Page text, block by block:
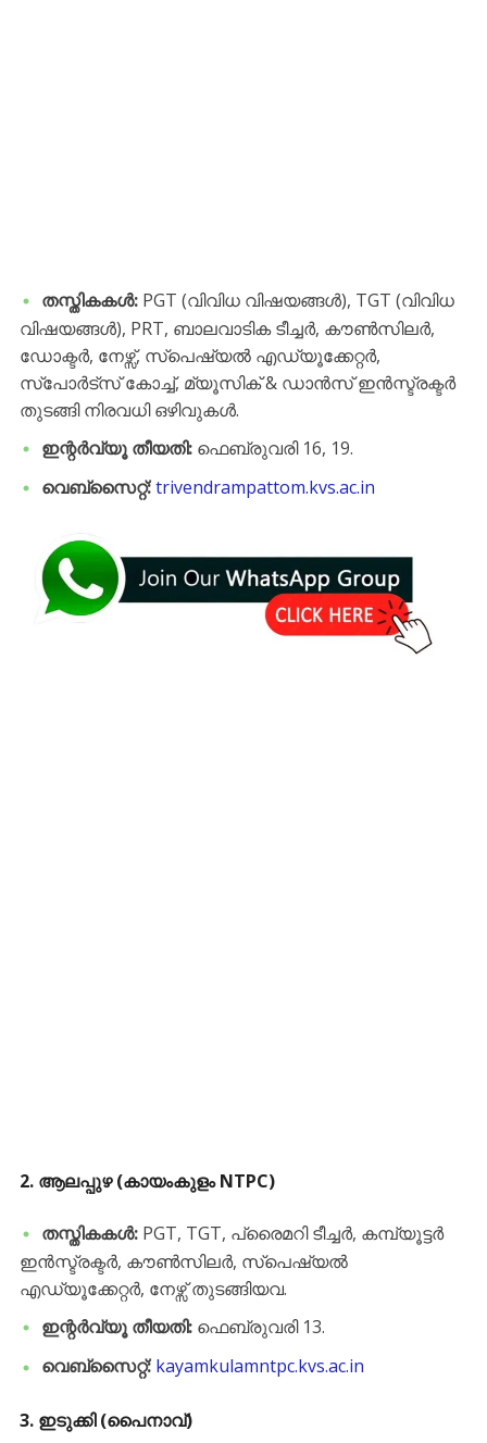
തസ്തികകൾ:PGT (വിവിധ വിഷയങ്ങൾ), TGT (വിവിധ
വിഷയങ്ങൾ), PRT, ബാലവാടിക ടീച്ചർ, കൗൺസിലർ,
ഡോക്ടർ, നേഴ്സ്, സ്പെഷ്യൽ എഡ്യൂക്കേറ്റർ,
സ്പോർട്സ് കോച്ച്, മ്യൂസിക് & ഡാൻസ് ഇൻസ്ട്രക്ടർ
തുടങ്ങി നിരവധി ഒഴിവുകൾ.
ഇന്റർവ്യൂ തീയതി:ഫെബ്രുവരി 16, 19.
വെബ്സൈറ്റ്:trivendrampattom.kvs.ac.in
2. ആലപ്പുഴ (കായംകുളം NTPC)
തസ്തികകൾ:PGT, TGT, പ്രൈമറി ടീച്ചർ, കമ്പ്യൂട്ടർ
ഇൻസ്ട്രക്ടർ, കൗൺസിലർ, സ്പെഷ്യൽ
എഡ്യൂക്കേറ്റർ, നേഴ്സ് തുടങ്ങിയവ.
ഇന്റർവ്യൂ തീയതി:ഫെബ്രുവരി 13.
വെബ്സൈറ്റ്: kayamkulamntpc.kvs.ac.in
3. ഇടുക്കി (പൈനാവ്)